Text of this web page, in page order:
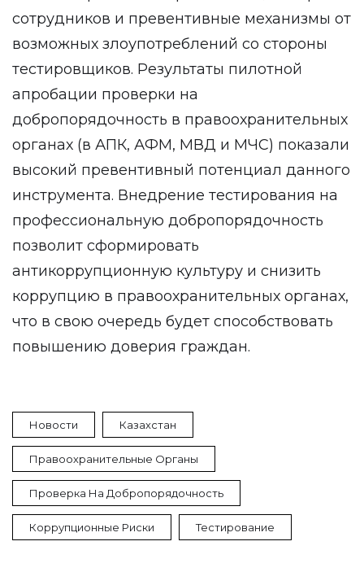
сотрудников и превентивные механизмы от
возможных злоупотреблений со стороны
тестировщиков. Результаты пилотной
апробации проверки на
добропорядочность в правоохранительных
органах (в АПК, АФМ, МВД и МЧС) показали
высокий превентивный потенциал данного
инструмента. Внедрение тестирования на
профессиональную добропорядочность
позволит сформировать
антикоррупционную культуру и снизить
коррупцию в правоохранительных органах,
что в свою очередь будет способствовать
повышению доверия граждан.
Новости Казахстан
Правоохранительные Органы
Проверка На Добропорядочность
Коррупционные Риски Тестирование